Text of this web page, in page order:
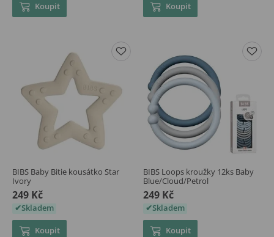
Koupit Koupit
BIBS Baby Bitie kousátko Star
Ivory
249 Kč
Skladem
Koupit
BIBS Loops kroužky 12ks Baby
Blue/Cloud/Petrol
249 Kč
Skladem
Koupit